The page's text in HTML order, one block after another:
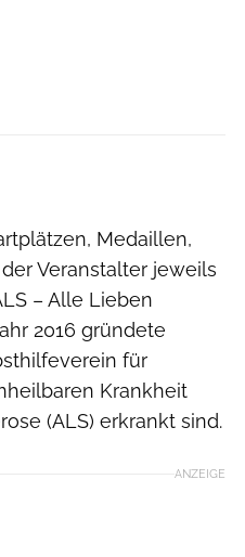
Medaillen,
Veranstalter jeweils
– Alle Lieben
2016 gründete
für
Krankheit
(ALS) erkrankt sind.
ANZEIGE